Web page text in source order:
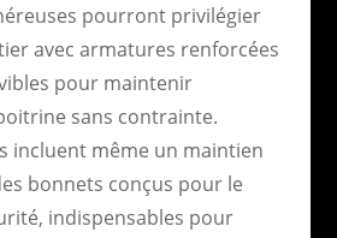
pourront privilégier
avec armatures renforcées
pour maintenir
sans contrainte.
incluent même un maintien
bonnets conçus pour le
indispensables pour